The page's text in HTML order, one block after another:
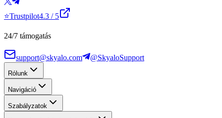
⭐Trustpilot4.3 / 5
24/7 támogatás
support@skyalo.com @SkyaloSupport
Rólunk
Navigáció
Szabályzatok